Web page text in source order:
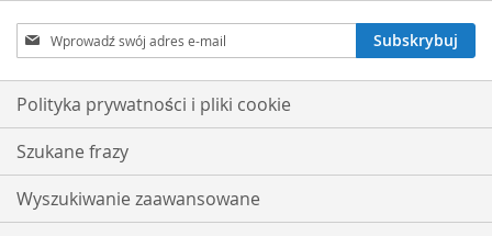
Subskrybuj
nasz
newsletter:
Subskrybuj
Polityka prywatności i pliki cookie
Szukane frazy
Wyszukiwanie zaawansowane